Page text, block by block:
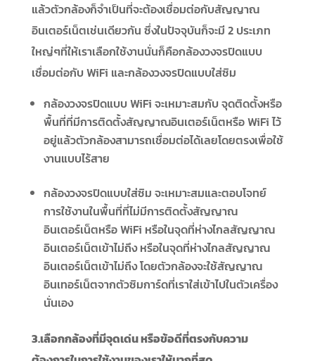
แล้วตัวกล้องก็จำเป็นที่จะต้องเชื่อมต่อกับสัญญาณ
อินเตอร์เน็ตเช่นเดียวกัน ซึ่งในปัจจุบันก็จะมี 2 ประเภท
ใหญ่ๆที่ให้เราเลือกใช้งานนั่นก็คือกล้องวงจรปิดแบบ
เชื่อมต่อกับ WiFi และกล้องวงจรปิดแบบใส่ซิม
กล้องวงจรปิดแบบ WiFi จะเหมาะสมกับ จุดติดตั้งหรือ
พื้นที่ที่มีการติดตั้งสัญญาณอินเตอร์เน็ตหรือ WiFi ไว้
อยู่แล้วตัวกล้องสามารถเชื่อมต่อได้เลยโดยตรงเพื่อใช้
งานแบบไร้สาย
กล้องวงจรปิดแบบใส่ซิม จะเหมาะสมและตอบโจทย์
การใช้งานในพื้นที่ที่ไม่มีการติดตั้งสัญญาณ
อินเตอร์เน็ตหรือ WiFi หรือในจุดที่ห่างไกลสัญญาณ
อินเตอร์เน็ตเข้าไม่ถึง หรือในจุดที่ห่างไกลสัญญาณ
อินเตอร์เน็ตเข้าไม่ถึง โดยตัวกล้องจะใช้สัญญาณ
อินเทอร์เน็ตจากตัวซิมการ์ดที่เราใส่เข้าไปในตัวเครื่อง
นั่นเอง
3.เลือกกล้องที่มีจุดเด่น หรือข้อดีที่ตรงกับความ